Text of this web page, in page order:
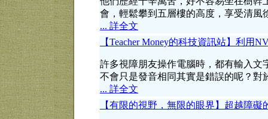
會，輕鬆攀到五層樓的高度，享受清風
... 詳全文
【Teacher Money的科技資訊站】利用
許多視障朋友操作電腦時，都有輸入
不會只是發音相同其實是錯誤的呢？對
... 詳全文
【有限的視野，無限的眼界】超越障礙